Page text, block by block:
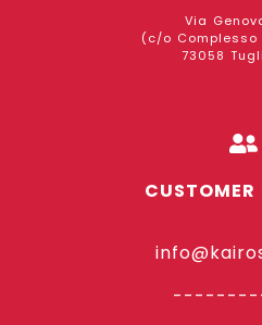
Via
(c/o
73058
CUSTOMER